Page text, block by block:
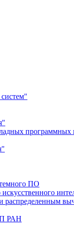
программных
ПО
распределенным
РАН